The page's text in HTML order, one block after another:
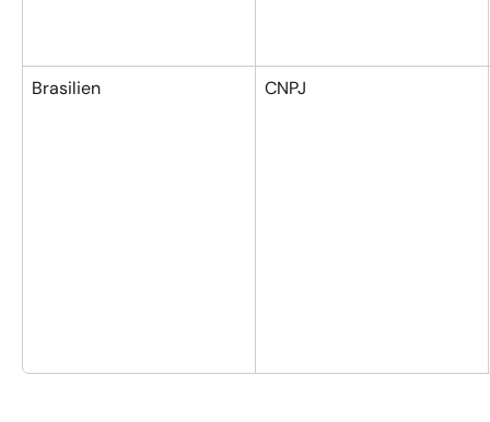
Brasilien CNPJ